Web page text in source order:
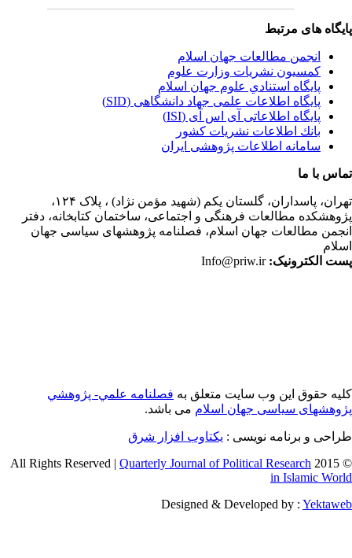
های مرتبط
انجمن مطالعات جهان اسلام
کمسیون نشریات وزارت علوم
پايگاه استنادي علوم جهان اسلام
پایگاه اطلاعات علمی جهاد دانشگاهی (SID)
پایگاه اطلاعاتی آی اس آی (ISI)
بانك اطلاعات نشريات كشور
سامانه اطلاعات پژوهشی ایران
با ما
پاسداران، گلستان یکم (شهید مؤمن نژاد) ، پلاک ۱۲۴،
مطالعات فرهنگی و اجتماعی، ساختمان کتابخانه، دفتر
مطالعات جهان اسلام، فصلنامه پژوهشهای سیاسی جهان
الکترونیک:Info@priw.ir
حقوق این وب سایت متعلق بهفصلنامه علمي- پژوهشي
سیاسی جهان اسلاممی باشد.
و برنامه نویسی : یکتاوب افزار شرق
©
Quarterly Journal of Political Research
in Islamic
Designed & Developed by :